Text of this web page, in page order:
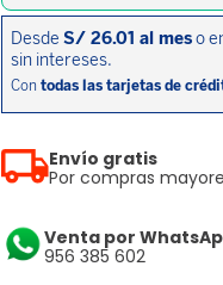
Envío gratis
Por compras
Venta por
956 385 602